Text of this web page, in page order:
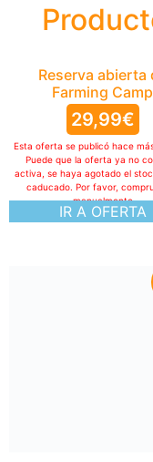
Reserva abierta
Farming Camp
29,99€
IR A OFERTA
Esta oferta se publicó hace
Puede que la oferta ya no
activa, se haya agotado el
caducado. Por favor,
manualmente